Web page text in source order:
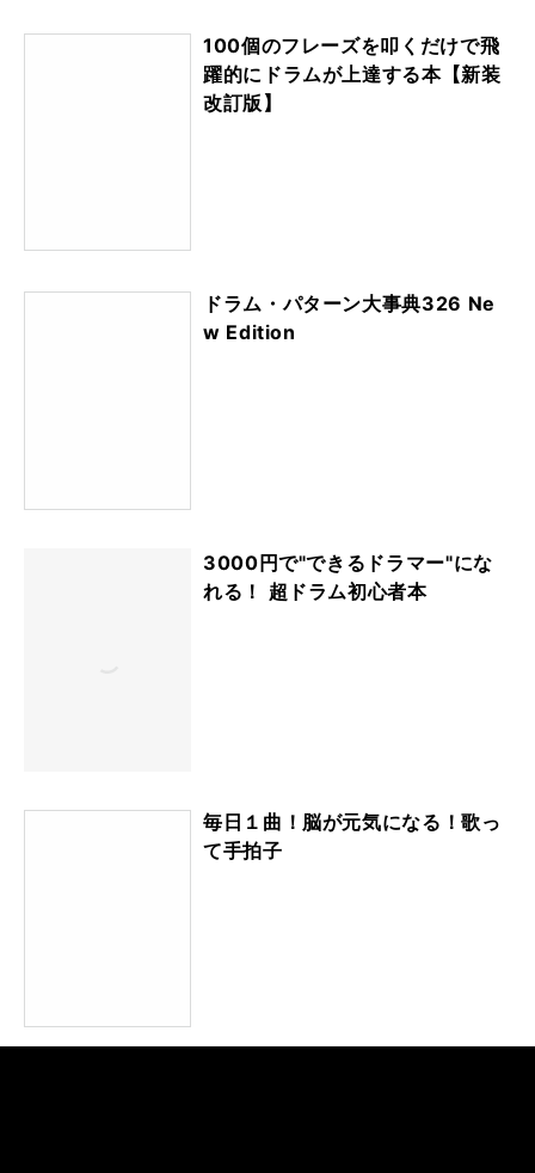
100個のフレーズを叩くだけで飛
躍的にドラムが上達する本【新装
改訂版】
ドラム・パターン大事典326 Ne
w Edition
3000円で"できるドラマー"にな
れる！ 超ドラム初心者本
毎日１曲！脳が元気になる！歌っ
て手拍子